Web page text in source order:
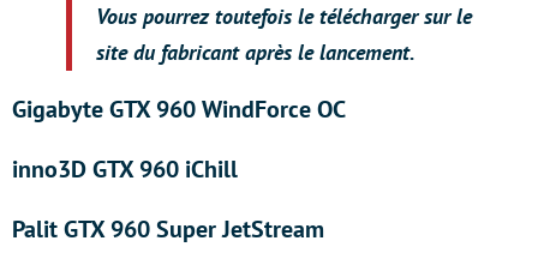
Vous pourrez toutefois le télécharger sur le
site du fabricant après le lancement.
Gigabyte GTX 960 WindForce OC
inno3D GTX 960 iChill
Palit GTX 960 Super JetStream